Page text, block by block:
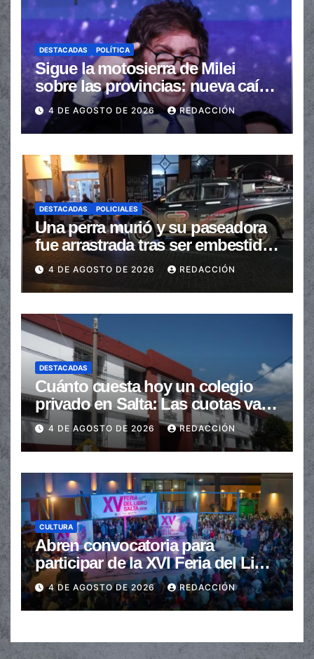
DESTACADAS POLÍTICA
Sigue la motosierra de Milei
sobre las provincias: nueva caída
de las transferencias no
automáticas
4 DE AGOSTO DE 2026 REDACCIÓN
DESTACADAS POLICIALES
Una perra murió y su paseadora
fue arrastrada tras ser embestidas
en la senda peatonal
4 DE AGOSTO DE 2026 REDACCIÓN
DESTACADAS
Cuánto cuesta hoy un colegio
privado en Salta: Las cuotas van
de $110.000 a más de $600.000
4 DE AGOSTO DE 2026 REDACCIÓN
CULTURA
Abren convocatoria para
participar de la XVI Feria del Libro
de Salta
4 DE AGOSTO DE 2026 REDACCIÓN